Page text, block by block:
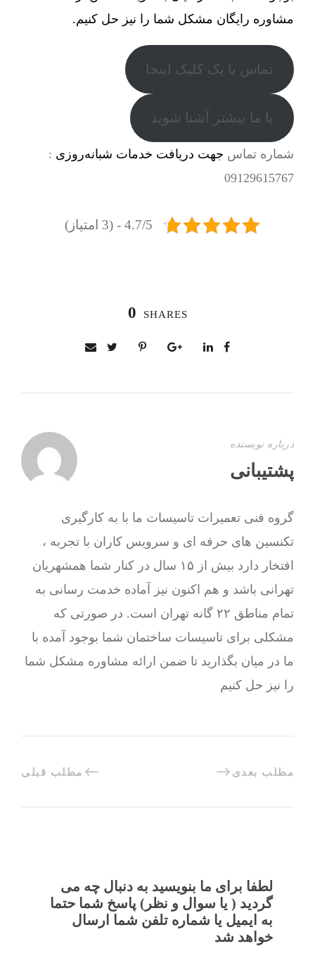
مشاوره رایگان مشکل شما را نیز حل کنیم.
تماس با یک کلیک اینجا
با ما بیشتر آشنا شوید
شماره تماس جهت دریافت خدمات شبانه‌روزی :
09129615767
4.7/5 - (3 امتیاز)
0 SHARES
درباره نویسنده
پشتیبانی
گروه فنی تعمیرات تاسیسات ما با به‌ کارگیری
تکنسین های حرفه ای و سرویس کاران با تجربه ،
افتخار دارد بیش از ۱۵ سال در کنار شما همشهریان
تهرانی باشد و هم اکنون نیز آماده خدمت رسانی به
تمام مناطق ۲۲ گانه تهران است. در صورتی که
مشکلی برای تاسیسات ساختمان شما بوجود آمده با
ما در میان بگذارید تا ضمن ارائه مشاوره مشکل شما
را نیز حل کنیم
مطلب قبلی مطلب بعدی
لطفا برای ما بنویسید به دنبال چه می
گردید ( یا سوال و نظر) پاسخ شما حتما
به ایمیل یا شماره تلفن شما ارسال
خواهد شد